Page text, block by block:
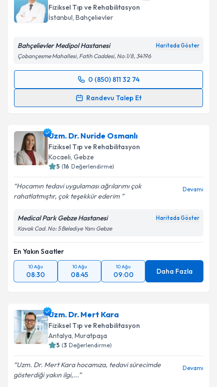
E-posta Adresiniz
Kişisel verilerimin işlenmesine ilişkin
Metni'ni okudum ve kişisel verilerimin belirtilen
kapsamda işlenmesini kabul ediyorum.
Takvim Talebini Gönder
Fiziksel Tıp ve Rehabilitasyon
İstanbul, Bahçelievler
Bahçelievler Medipol Hastanesi Haritada Göster
Çobançesme Mahallesi, Fatih Caddesi, No:1/8, 34196
0 (850) 811 32 74
Randevu Talep Et
Randevu Takvimi Talebi
takvim hazırlandığında e-posta ile bilgilendireceğiz.
E-posta Adresiniz
Kişisel verilerimin işlenmesine ilişkin
kapsamda işlenmesini kabul ediyorum.
Uzm. Dr. Nuride Osmanlı
Fiziksel Tıp ve Rehabilitasyon
Kocaeli, Gebze
5 (16 Değerlendirme)
Hocamın tedavi uygulaması ağrılarımı çok
rahatlatmıştır, çok teşekkür ederim ️
Devamı
Medical Park Gebze Hastanesi Haritada Göster
Kavak Cad. No: 5 Belediye Yanı Gebze
En Yakın Saatler
10 Ağu
08:30
10 Ağu
08:45
10 Ağu
09:00 Daha Fazla
Uzm. Dr. Mert Kara
Fiziksel Tıp ve Rehabilitasyon
Antalya, Muratpaşa
5 (3 Değerlendirme)
Uzm. Dr. Mert Kara hocamıza, tedavi sürecimde
gösterdiği yakın ilgi,...
Devamı